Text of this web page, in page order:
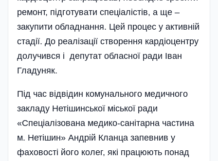
ремонт, підготувати спеціалістів, а ще –
закупити обладнання. Цей процес у активній
стадії. До реалізації створення кардіоцентру
долучився і депутат обласної ради Іван
Гладуняк.
Під час відвідин комунального медичного
закладу Нетішинської міської ради
«Спеціалізована медико-санітарна частина
м. Нетішин» Андрій Кланца запевнив у
фаховості його колег, які працюють понад